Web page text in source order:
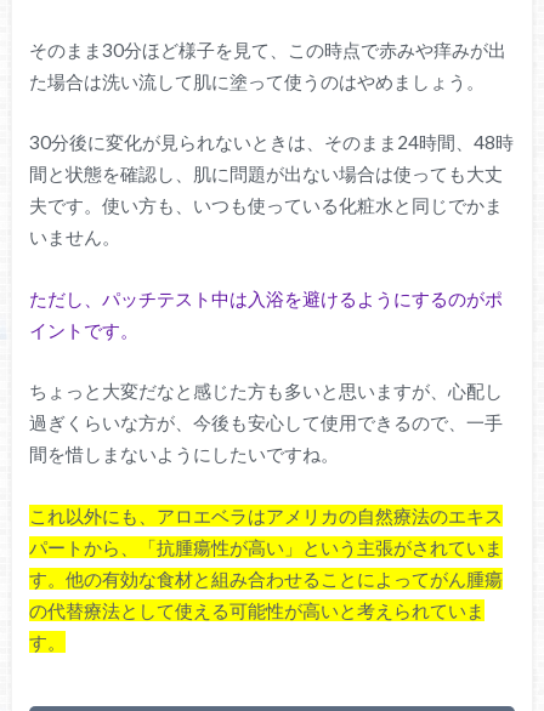
そのまま30分ほど様子を見て、この時点で赤みや痒みが出
た場合は洗い流して肌に塗って使うのはやめましょう。
30分後に変化が見られないときは、そのまま24時間、48時
間と状態を確認し、肌に問題が出ない場合は使っても大丈
夫です。使い方も、いつも使っている化粧水と同じでかま
いません。
ただし、パッチテスト中は入浴を避けるようにするのがポ
イントです。
ちょっと大変だなと感じた方も多いと思いますが、心配し
過ぎくらいな方が、今後も安心して使用できるので、一手
間を惜しまないようにしたいですね。
これ以外にも、アロエベラはアメリカの自然療法のエキス
パートから、「抗腫瘍性が高い」という主張がされていま
す。他の有効な食材と組み合わせることによってがん腫瘍
の代替療法として使える可能性が高いと考えられていま
す。